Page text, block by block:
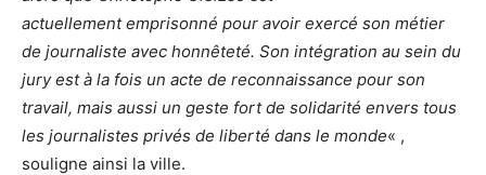
actuellement emprisonné pour avoir exercé son métier
de journaliste avec honnêteté. Son intégration au sein du
jury est à la fois un acte de reconnaissance pour son
travail, mais aussi un geste fort de solidarité envers tous
les journalistes privés de liberté dans le monde« ,
souligne ainsi la ville.